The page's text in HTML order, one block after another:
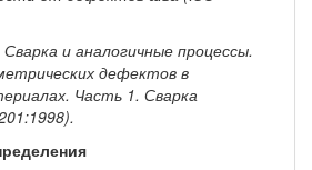
Сварка и аналогичные процессы.
дефектов в
Часть 1. Сварка